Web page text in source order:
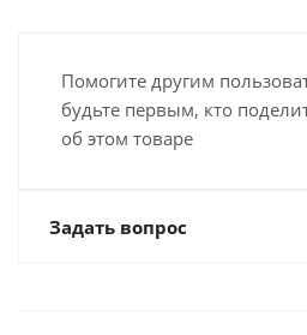
Помогите другим
будьте первым, кто
об этом товаре
Задать вопрос